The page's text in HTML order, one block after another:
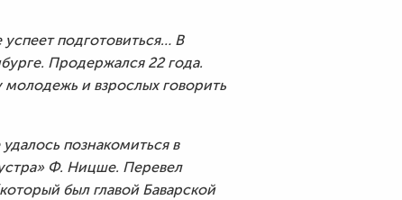
подготовиться… В
Продержался 22 года.
и взрослых говорить
познакомиться в
Ф. Ницше. Перевел
был главой Баварской